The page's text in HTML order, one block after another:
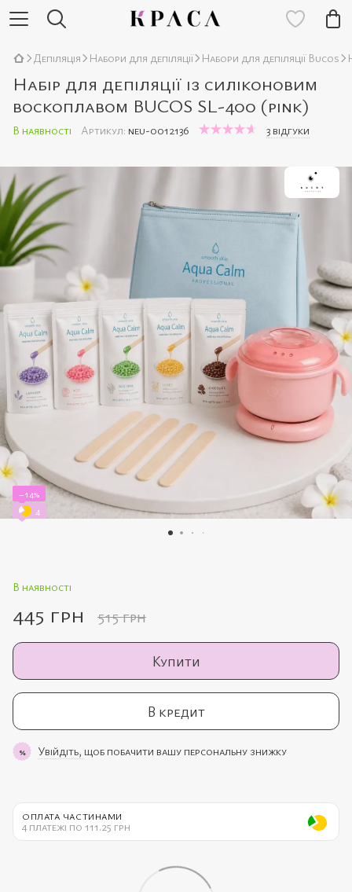
Депіляція Набори для депіляції Набори для депіляції Bucos
Набір для депіляції із силіконовим
воскоплавом BUCOS SL-400 (pink)
В наявності Артикул: neu-0012136 3 відгуки
−14%
4
В наявності
445 грн 515 грн
Купити
В кредит
% Увійдіть, щоб побачити вашу персональну знижку
ОПЛАТА ЧАСТИНАМИ
4 платежі по 111.25 грн